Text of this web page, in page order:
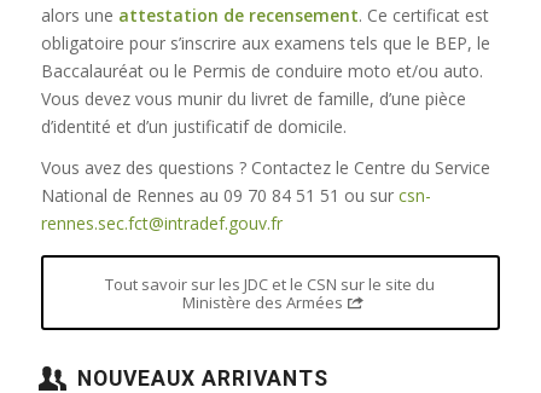
alors une attestation de recensement. Ce certificat est
obligatoire pour s’inscrire aux examens tels que le BEP, le
Baccalauréat ou le Permis de conduire moto et/ou auto.
Vous devez vous munir du livret de famille, d’une pièce
d’identité et d’un justificatif de domicile.
Vous avez des questions ? Contactez le Centre du Service
National de Rennes au 09 70 84 51 51 ou sur csn-
rennes.sec.fct@intradef.gouv.fr
Tout savoir sur les JDC et le CSN sur le site du
Ministère des Armées
NOUVEAUX ARRIVANTS